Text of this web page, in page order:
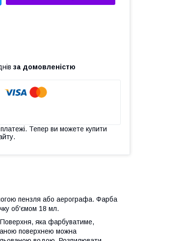
за домовленістю
платежі. Тепер ви можете купити
пензля або аерографа. Фарба
об'ємом 18 мл.
яка фарбуватиме,
поверхнею можна